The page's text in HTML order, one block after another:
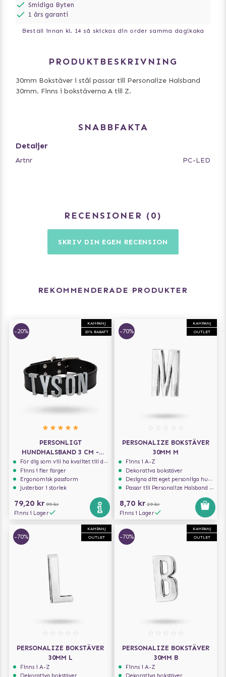
Smidiga Byten
1 års garanti
Beställ innan kl. 14 så skickas din order samma dag!kaka
PRODUKTBESKRIVNING
30mm Bokstäver i stål passar till Personalize Halsband
30mm. Finns i bokstäverna A till Z.
SNABBFAKTA
Detaljer
Artnr PC-LED
RECENSIONER 0
SKRIV DIN EGEN RECENSION
REKOMMENDERADE PRODUKTER
KAMPANJ
20% RABATT
-20%
PERSONLIGT
HUNDHALSBAND 3 CM -
SVART
För dig som vill ha kvalitet till din hund!
Finns i fler färger
Ergonomisk passform
Justerbar i storlek
79,20 kr 99 kr
Finns i Lager
KAMPANJ
OUTLET
-70%
PERSONALIZE BOKSTÄVER
30MM M
Finns i A-Z
Dekorativa bokstäver
Designa ditt eget personliga hundhalsband
Passar till Personalize Halsband 30mm
8,70 kr 29 kr
Finns i Lager
KAMPANJ
OUTLET
-70%
PERSONALIZE BOKSTÄVER
30MM L
Finns i A-Z
KAMPANJ
OUTLET
-70%
PERSONALIZE BOKSTÄVER
30MM B
Finns i A-Z